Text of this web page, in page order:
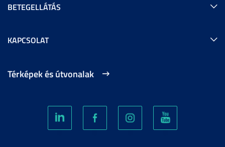
BETEGELLÁTÁS
KAPCSOLAT
Térképek és útvonalak